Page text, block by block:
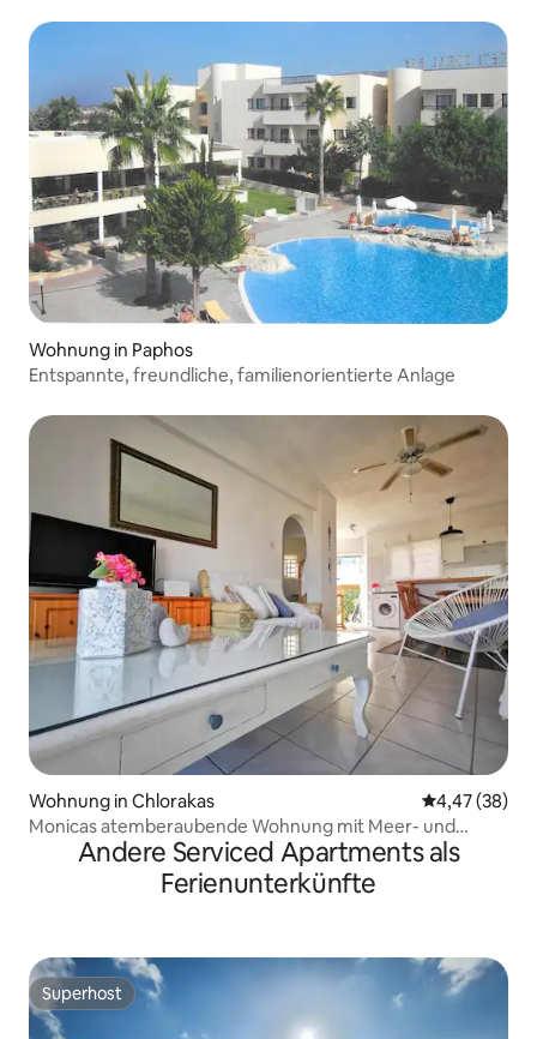
Wohnung in Paphos
Entspannte, freundliche, familienorientierte Anlage
Wohnung in Chlorakas
4,47 (38)
Monicas atemberaubende Wohnung mit Meer- und
PoolblickAndere Serviced Apartments als
Ferienunterkünfte
Superhost
Superhost